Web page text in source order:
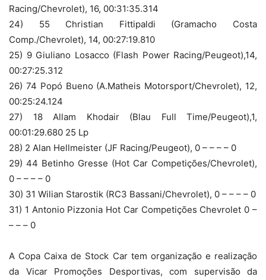
Racing/Chevrolet), 16, 00:31:35.314
24) 55 Christian Fittipaldi (Gramacho Costa
Comp./Chevrolet), 14, 00:27:19.810
25) 9 Giuliano Losacco (Flash Power Racing/Peugeot),14,
00:27:25.312
26) 74 Popó Bueno (A.Matheis Motorsport/Chevrolet), 12,
00:25:24.124
27) 18 Allam Khodair (Blau Full Time/Peugeot),1,
00:01:29.680 25 Lp
28) 2 Alan Hellmeister (JF Racing/Peugeot), 0 – – – – 0
29) 44 Betinho Gresse (Hot Car Competições/Chevrolet),
0 – – – – 0
30) 31 Wilian Starostik (RC3 Bassani/Chevrolet), 0 – – – – 0
31) 1 Antonio Pizzonia Hot Car Competições Chevrolet 0 –
– – – 0
A Copa Caixa de Stock Car tem organização e realização
da Vicar Promoções Desportivas, com supervisão da